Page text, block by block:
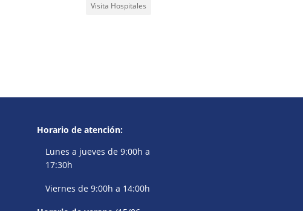
Visita Hospitales
Horario de atención:
Lunes a jueves de 9:00h a
17:30h
Viernes de 9:00h a 14:00h